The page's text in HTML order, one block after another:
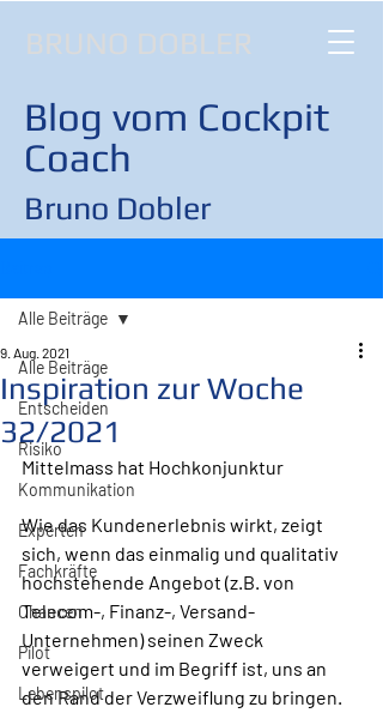
BRUNO DOBLER
Blog vom Cockpit
Coach
Bruno Dobler
Alle Beiträge
Entscheiden
Risiko
Kommunikation
Experten
Fachkräfte
Chancen
Pilot
Lebenspilot
Alle Beiträge
Inspiration zur Woche
32/2021
9. Aug. 2021
Mittelmass hat Hochkonjunktur
Wie das Kundenerlebnis wirkt, zeigt
sich, wenn das einmalig und qualitativ
hochstehende Angebot (z.B. von
Telecom-, Finanz-, Versand-
Unternehmen) seinen Zweck
verweigert und im Begriff ist, uns an
den Rand der Verzweiflung zu bringen.